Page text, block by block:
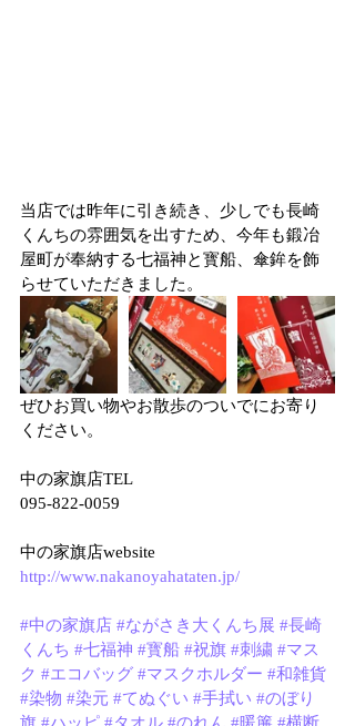
当店では昨年に引き続き、少しでも長崎
くんちの雰囲気を出すため、今年も鍛冶
屋町が奉納する七福神と寳船、傘鉾を飾
らせていただきました。
ぜひお買い物やお散歩のついでにお寄り
ください。
中の家旗店TEL
095-822-0059
中の家旗店website
http://www.nakanoyahataten.jp/
#中の家旗店 #ながさき大くんち展 #長崎
くんち #七福神 #寳船 #祝旗 #刺繍 #マス
ク #エコバッグ #マスクホルダー #和雑貨
#染物 #染元 #てぬぐい #手拭い #のぼり
旗 #ハッピ #タオル #のれん #暖簾 #横断